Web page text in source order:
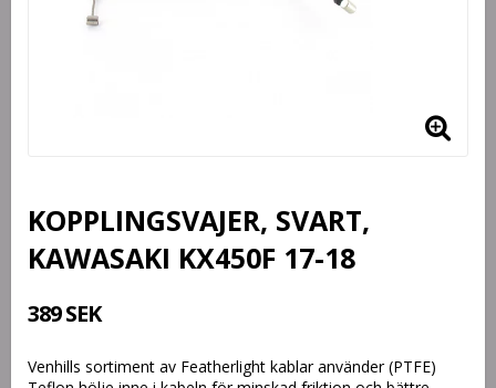
KOPPLINGSVAJER, SVART,
KAWASAKI KX450F 17-18
389 SEK
Venhills sortiment av Featherlight kablar använder (PTFE)